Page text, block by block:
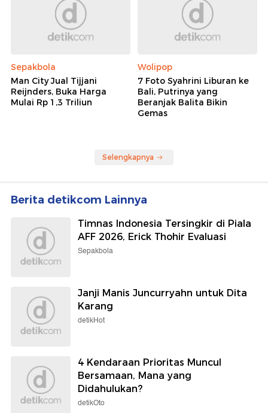
Sepakbola
Man City Jual Tijjani
Reijnders, Buka Harga
Mulai Rp 1,3 Triliun
Wolipop
7 Foto Syahrini Liburan ke
Bali, Putrinya yang
Beranjak Balita Bikin
Gemas
Selengkapnya
Berita detikcom Lainnya
Timnas Indonesia Tersingkir di Piala
AFF 2026, Erick Thohir Evaluasi
Sepakbola
Janji Manis Juncurryahn untuk Dita
Karang
detikHot
4 Kendaraan Prioritas Muncul
Bersamaan, Mana yang
Didahulukan?
detikOto